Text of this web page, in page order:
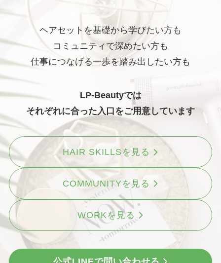
ヘアセットを基礎から学びたい方も
コミュニティで深めたい方も
仕事につなげる一歩を踏み出したい方も
LP-Beautyでは
それぞれに合った入口をご用意しています
HAIR SKILLSを見る
COMMUNITYを見る
WORKを見る